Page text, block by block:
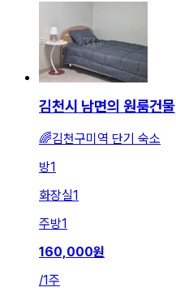
김천시 남면의 원룸건물
🌈김천구미역 단기 숙소
방1
화장실1
주방1
160,000원
/1주